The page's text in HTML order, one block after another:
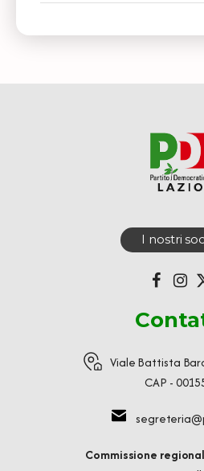
I nostri
Viale Battista
CAP -
Commissione